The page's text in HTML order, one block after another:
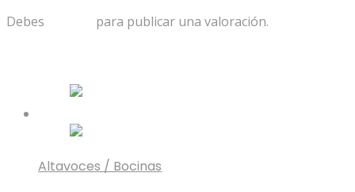
Debes para publicar una valoración.
Altavoces / Bocinas